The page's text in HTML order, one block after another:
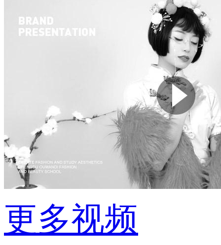
更多视频